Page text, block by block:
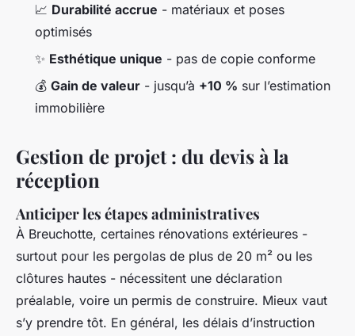
📈 Durabilité accrue - matériaux et poses
optimisés
✨ Esthétique unique - pas de copie conforme
💰 Gain de valeur - jusqu’à +10 % sur l’estimation
immobilière
Gestion de projet : du devis à la
réception
Anticiper les étapes administratives
À Breuchotte, certaines rénovations extérieures -
surtout pour les pergolas de plus de 20 m² ou les
clôtures hautes - nécessitent une déclaration
préalable, voire un permis de construire. Mieux vaut
s’y prendre tôt. En général, les délais d’instruction